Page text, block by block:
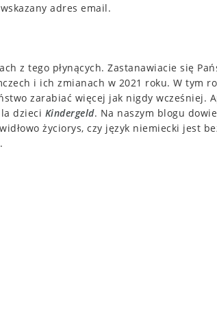
adres email.
z tego płynących. Zastanawiacie się
i ich zmianach w 2021 roku. W tym
zarabiać więcej jak nigdy
dzieci Kindergeld. Na naszym blogu
życiorys, czy język niemiecki jest